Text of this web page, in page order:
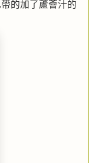
的加了蘆薈汁的